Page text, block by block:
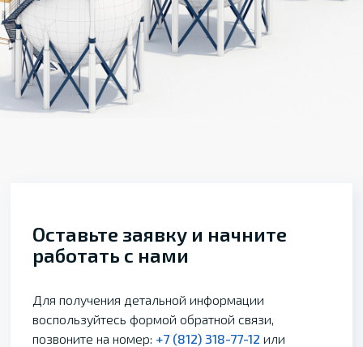
Оставьте заявку и начните
работать с нами
Для получения детальной информации
воспользуйтесь формой обратной связи,
позвоните на номер: +7 (812) 318-77-12 или